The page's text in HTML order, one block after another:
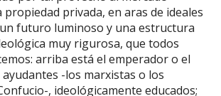
propiedad privada, en aras de ideales
futuro luminoso y una estructura
muy rigurosa, que todos
arriba está el emperador o el
-los marxistas o los
, ideológicamente educados;